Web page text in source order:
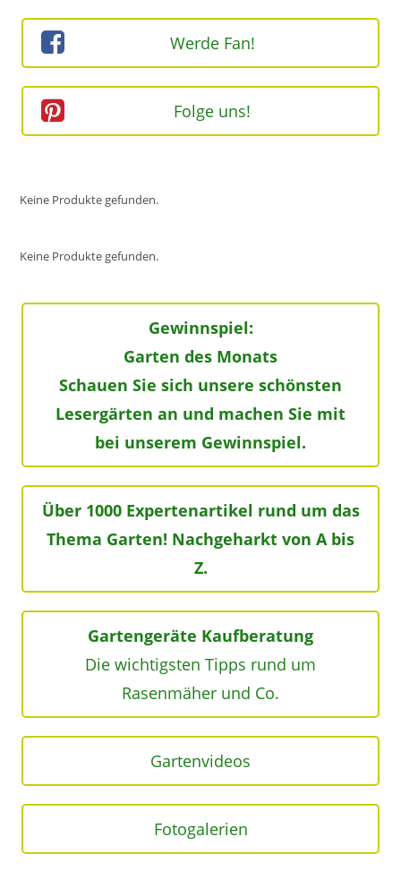
Werde Fan!
Folge uns!
Keine Produkte gefunden.
Keine Produkte gefunden.
Gewinnspiel:
Garten des Monats
Schauen Sie sich unsere schönsten
Lesergärten an und machen Sie mit
bei unserem Gewinnspiel.
Über 1000 Expertenartikel rund um das
Thema Garten! Nachgeharkt von A bis
Z.
Gartengeräte Kaufberatung
Die wichtigsten Tipps rund um
Rasenmäher und Co.
Gartenvideos
Fotogalerien